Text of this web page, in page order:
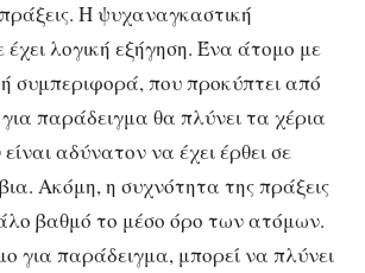
πράξεις. Η ψυχαναγκαστική
λογική εξήγηση. Ένα άτομο με
συμπεριφορά, που προκύπτει από
παράδειγμα θα πλύνει τα χέρια
αδύνατον να έχει έρθει σε
Ακόμη, η συχνότητα της πράξεις
βαθμό το μέσο όρο των ατόμων.
για παράδειγμα, μπορεί να πλύνει